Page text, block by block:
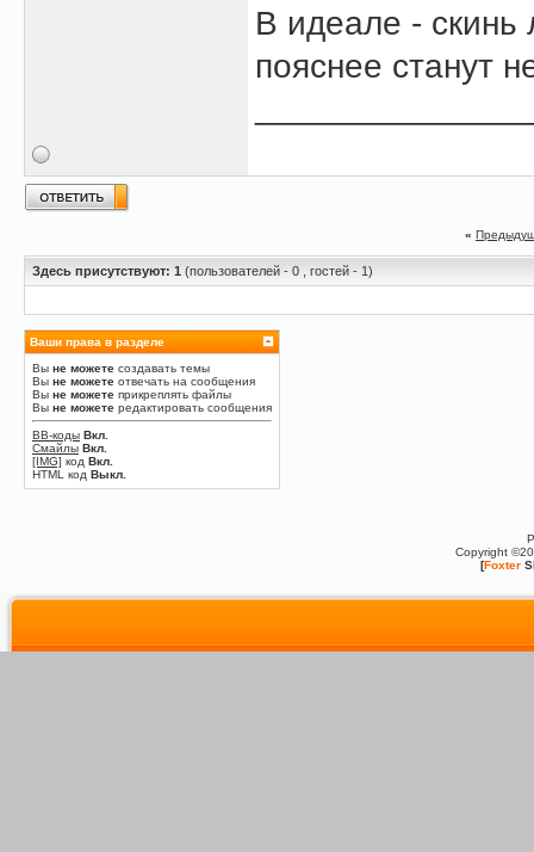
В идеале - скинь
пояснее станут
«
Здесь присутствуют: 1 (пользователей - 0 , гостей - 1)
Ваши права в разделе
Вы не можете создавать темы
Вы не можете отвечать на сообщения
Вы не можете прикреплять файлы
Вы не можете редактировать сообщения
BB-коды Вкл.
Смайлы Вкл.
[IMG] код Вкл.
HTML код Выкл.
Copyright
[Foxter